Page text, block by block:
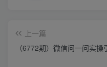
上一篇
（6772期）微信问一问实